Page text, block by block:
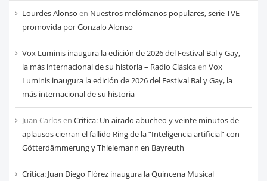
cada
mes
Lourdes Alonso en Nuestros melómanos populares, serie TVE
promovida por Gonzalo Alonso
Vox Luminis inaugura la edición de 2026 del Festival Bal y Gay,
la más internacional de su historia – Radio Clásicaen Vox
Luminis inaugura la edición de 2026 del Festival Bal y Gay, la
más internacional de su historia
Juan Carlosen Critica: Un airado abucheo y veinte minutos de
aplausos cierran el fallido Ring de la “Inteligencia artificial” con
Götterdämmerung y Thielemann en Bayreuth
Crítica: Juan Diego Flórez inaugura la Quincena Musical